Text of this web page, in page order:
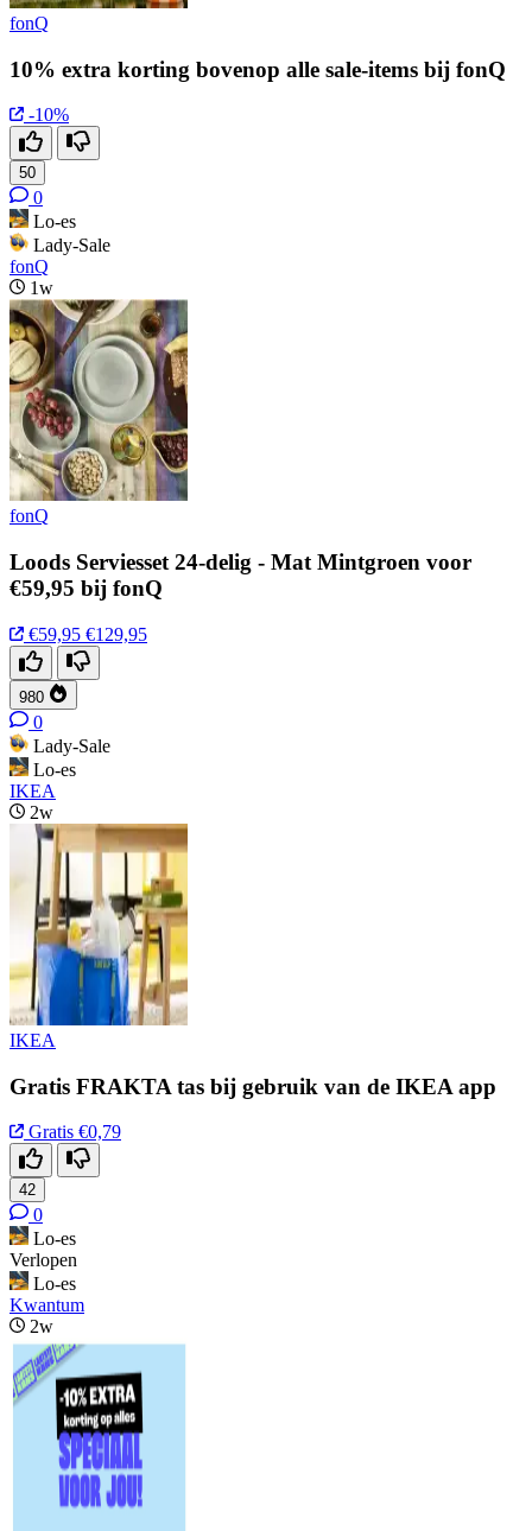
fonQ
10% extra korting bovenop alle sale-items bij fonQ
-10%
50
0
Lo-es
Lady-Sale
fonQ
1w
fonQ
Loods Serviesset 24-delig - Mat Mintgroen voor
€59,95 bij fonQ
€59,95 €129,95
980
0
Lady-Sale
Lo-es
IKEA
2w
IKEA
Gratis FRAKTA tas bij gebruik van de IKEA app
Gratis €0,79
42
0
Lo-es
Verlopen
Lo-es
Kwantum
2w